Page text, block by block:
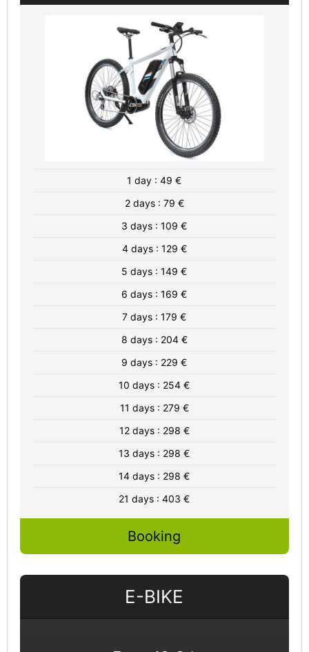
1 day : 49 €
2 days : 79 €
3 days : 109 €
4 days : 129 €
5 days : 149 €
6 days : 169 €
7 days : 179 €
8 days : 204 €
9 days : 229 €
10 days : 254 €
11 days : 279 €
12 days : 298 €
13 days : 298 €
14 days : 298 €
21 days : 403 €
Booking
E-BIKE